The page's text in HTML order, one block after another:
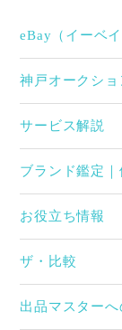
eBay（イーベイ
神戸オークシ
サービス解説
ブランド鑑定
お役立ち情報
ザ・比較
出品マスターへ